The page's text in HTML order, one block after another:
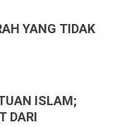
YANG TIDAK
ISLAM;
DARI